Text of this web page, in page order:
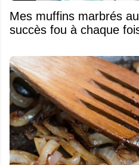
Mes muffins marbrés
succès fou à chaque